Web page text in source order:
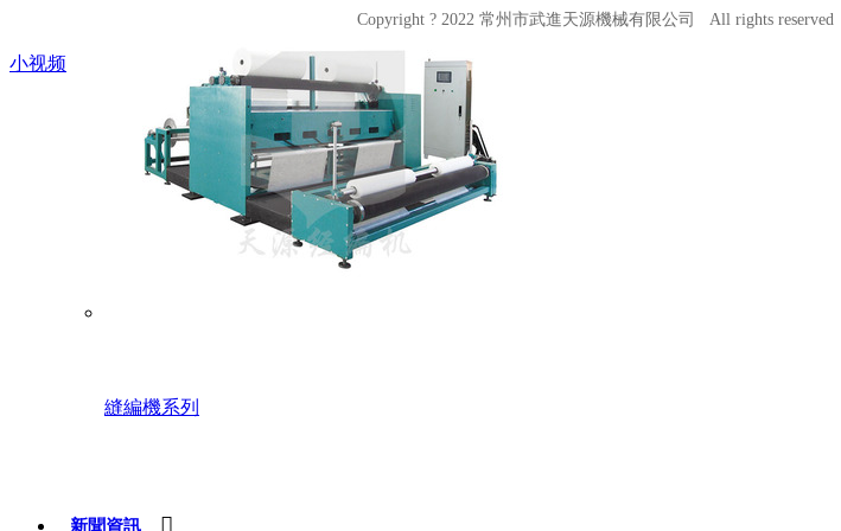
縫編機系列
新聞資訊 
Copyright ? 2022 常州市武進天源機械有限公司 All rights reserved
小视频